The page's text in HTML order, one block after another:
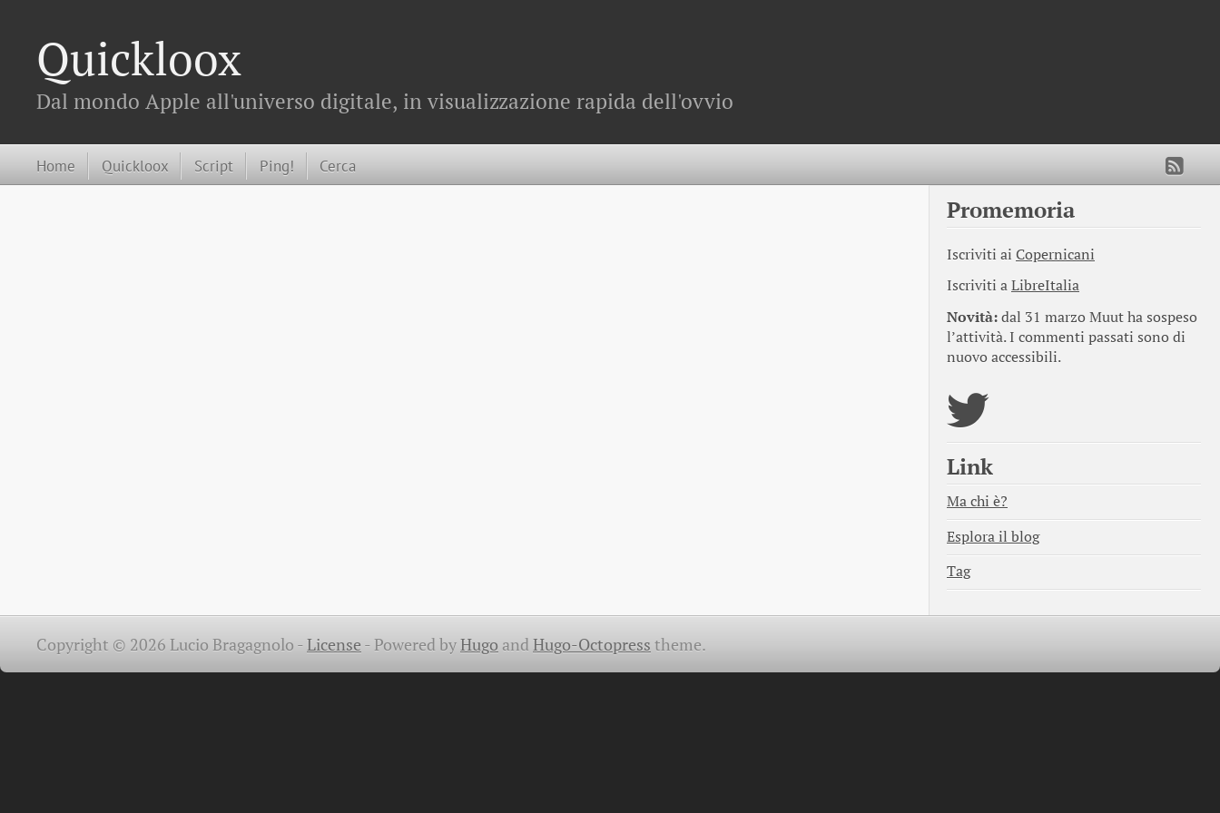
Quickloox
Dal mondo Apple all'universo digitale, in visualizzazione rapida dell'ovvio
Home Quickloox Script Ping! Cerca
Promemoria
Iscriviti ai Copernicani
Iscriviti aLibreItalia
Novità:dal 31 marzo Muut ha sospeso
l’attività. I commenti passati sono di
nuovo accessibili.
Link
Ma chi è?
Esplora il blog
Tag
Copyright © 2026 Lucio Bragagnolo -License -Powered byHugoandHugo-Octopress theme.